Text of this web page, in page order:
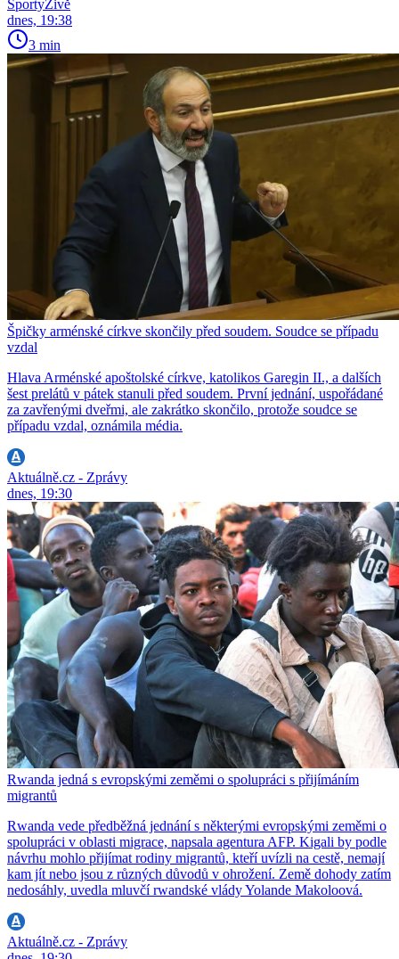
SportyŽivě
dnes, 19:38
3 min
Špičky arménské církve skončily před soudem. Soudce se případu
vzdal
Hlava Arménské apoštolské církve, katolikos Garegin II., a dalších
šest prelátů v pátek stanuli před soudem. První jednání, uspořádané
za zavřenými dveřmi, ale zakrátko skončilo, protože soudce se
případu vzdal, oznámila média.
Aktuálně.cz - Zprávy
dnes, 19:30
Rwanda jedná s evropskými zeměmi o spolupráci s přijímáním
migrantů
Rwanda vede předběžná jednání s některými evropskými zeměmi o
spolupráci v oblasti migrace, napsala agentura AFP. Kigali by podle
návrhu mohlo přijímat rodiny migrantů, kteří uvízli na cestě, nemají
kam jít nebo jsou z různých důvodů v ohrožení. Země dohody zatím
nedosáhly, uvedla mluvčí rwandské vlády Yolande Makoloová.
Aktuálně.cz - Zprávy